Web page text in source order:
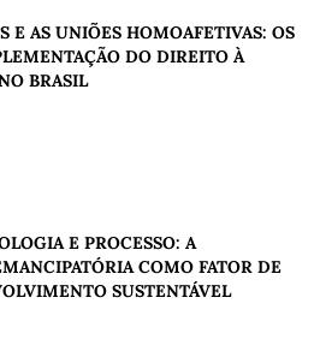
E AS UNIÕES HOMOAFETIVAS: OS
DO DIREITO À
BRASIL
E PROCESSO: A
COMO FATOR DE
SUSTENTÁVEL